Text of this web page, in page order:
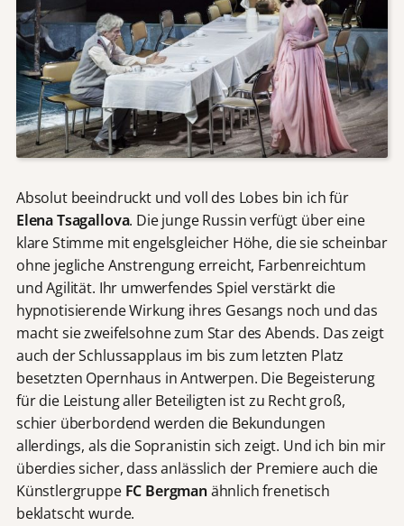
Absolut beeindruckt und voll des Lobes bin ich für
Elena Tsagallova. Die junge Russin verfügt über eine
klare Stimme mit engelsgleicher Höhe, die sie scheinbar
ohne jegliche Anstrengung erreicht, Farbenreichtum
und Agilität. Ihr umwerfendes Spiel verstärkt die
hypnotisierende Wirkung ihres Gesangs noch und das
macht sie zweifelsohne zum Star des Abends. Das zeigt
auch der Schlussapplaus im bis zum letzten Platz
besetzten Opernhaus in Antwerpen. Die Begeisterung
für die Leistung aller Beteiligten ist zu Recht groß,
schier überbordend werden die Bekundungen
allerdings, als die Sopranistin sich zeigt. Und ich bin mir
überdies sicher, dass anlässlich der Premiere auch die
Künstlergruppe FC Bergmanähnlich frenetisch
beklatscht wurde.